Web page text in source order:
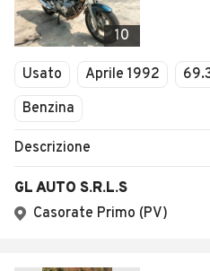
10
Usato Aprile 1992
Benzina
Descrizione
GL AUTO S.R.L.S
Casorate Primo (PV)